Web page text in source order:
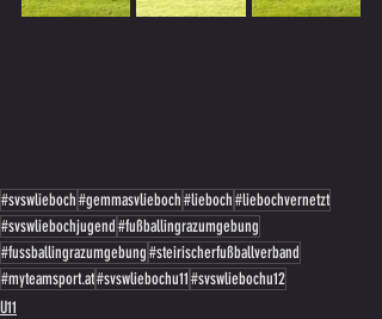
#svswlieboch#gemmasvlieboch#lieboch#liebochvernetzt
#svswliebochjugend#fußballingrazumgebung
#fussballingrazumgebung#steirischerfußballverband
#myteamsport.at#svswliebochu11#svswliebochu12
U11